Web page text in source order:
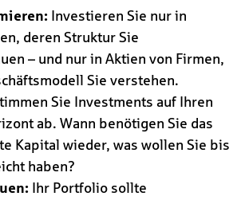
Investieren Sie nur in
deren Struktur Sie
– und nur in Aktien von Firmen,
Sie verstehen.
Sie Investments auf Ihren
ab. Wann benötigen Sie das
Kapital wieder, was wollen Sie bis
haben?
Ihr Portfolio sollte